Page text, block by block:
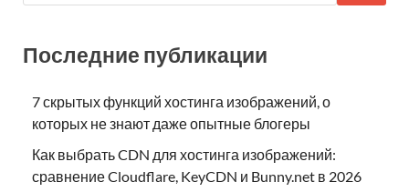
Последние публикации
7 скрытых функций хостинга изображений, о
которых не знают даже опытные блогеры
Как выбрать CDN для хостинга изображений:
сравнение Cloudflare, KeyCDN и Bunny.net в 2026